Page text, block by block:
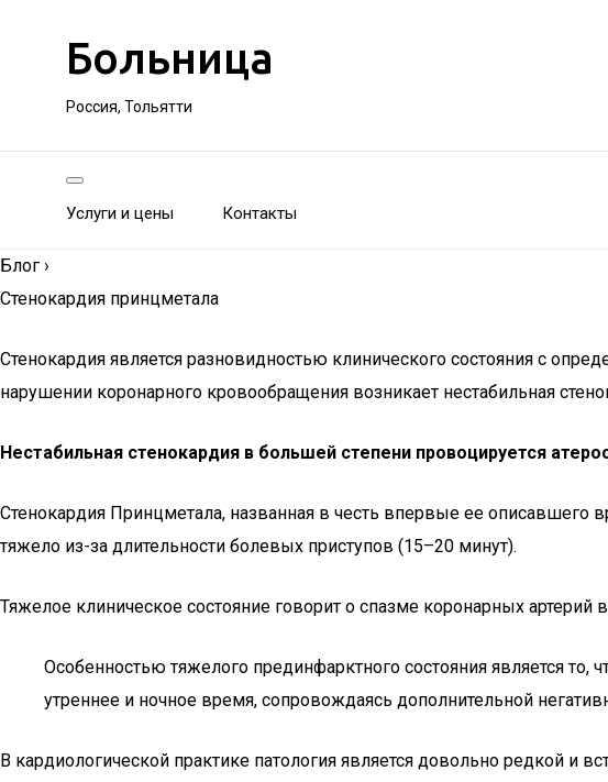
Больница
Россия, Тольятти
Услуги и цены Контакты
Блог ›
Стенокардия принцметала
Стенокардия является разновидностью клинического состояния с
нарушении коронарного кровообращения возникает нестабильная
Нестабильная стенокардия в большей степени провоцируется
Стенокардия Принцметала, названная в честь впервые ее описавшего
тяжело из-за длительности болевых приступов (15–20 минут).
Тяжелое клиническое состояние говорит о спазме коронарных
Особенностью тяжелого прединфарктного состояния является
утреннее и ночное время, сопровождаясь дополнительной
В кардиологической практике патология является довольно редкой и